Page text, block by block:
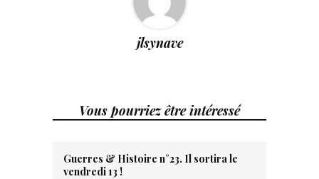
jlsynave
Vous pourriez être intéressé
Guerres & Histoire n°23. Il sortira le
vendredi 13 !